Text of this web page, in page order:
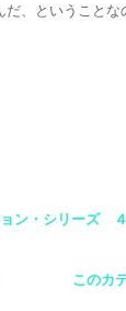
、ということな
ン・シリーズ ４
このカ